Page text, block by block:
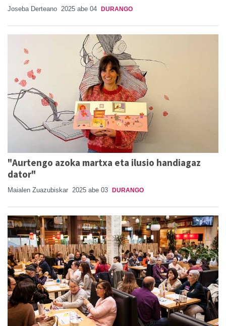
Joseba Derteano 2025 abe 04 DURANGO
"Aurtengo azoka martxa eta ilusio handiagaz
dator"
Maialen Zuazubiskar 2025 abe 03 DURANGO